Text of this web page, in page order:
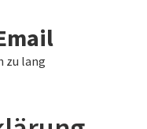
zu lang